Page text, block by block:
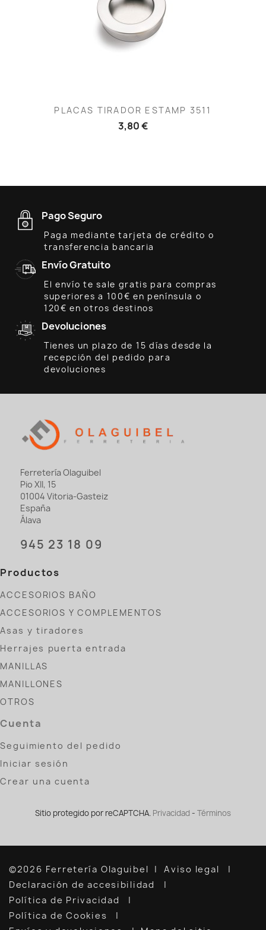
PLACAS TIRADOR ESTAMP 3511
3,80 €
Pago Seguro
Paga mediante tarjeta de crédito o
transferencia bancaria
Envío Gratuito
El envío te sale gratis para compras
superiores a 100€ en península o
120€ en otros destinos
Devoluciones
Tienes un plazo de 15 días desde la
recepción del pedido para
devoluciones
Ferretería Olaguibel
Pio XII, 15
01004 Vitoria-Gasteiz
España
Álava
945 23 18 09
Productos
ACCESORIOS BAÑO
ACCESORIOS Y COMPLEMENTOS
Asas y tiradores
Herrajes puerta entrada
MANILLAS
MANILLONES
OTROS
Cuenta
Seguimiento del pedido
Iniciar sesión
Crear una cuenta
Sitio protegido por reCAPTCHA. Privacidad - Términos
©2026 Ferretería Olaguibel
Aviso legal
Declaración de accesibilidad
Política de Privacidad
Política de Cookies